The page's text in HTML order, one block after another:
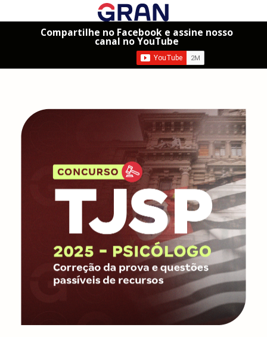
Compartilhe no Facebook e assine nosso
canal no YouTube